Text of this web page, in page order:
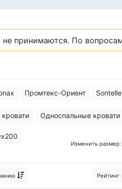
принимаются. По
Промтекс-Ориент Sontelle
Односпальные кровати
Кровати лофт
Реечные
Изменить размер:
Рейтинг